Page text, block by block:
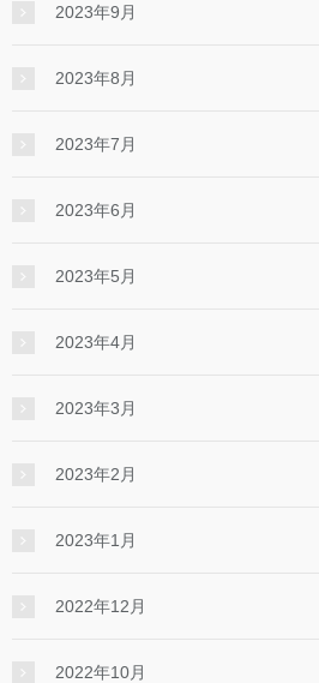
2023年9月
2023年8月
2023年7月
2023年6月
2023年5月
2023年4月
2023年3月
2023年2月
2023年1月
2022年12月
2022年10月